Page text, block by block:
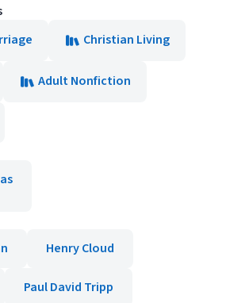
Christian Living
Adult Nonfiction
Henry Cloud
Paul David Tripp